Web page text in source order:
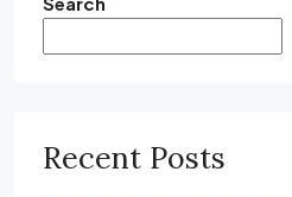
Recent Posts